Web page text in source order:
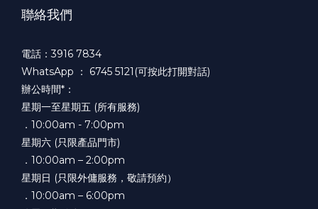
聯絡我們
電話：3916 7834
WhatsApp ： 6745 5121(可按此打開對話)
辦公時間*：
星期一至星期五 (所有服務)
．10:00am - 7:00pm
星期六 (只限產品門市)
．10:00am – 2:00pm
星期日 (只限外傭服務，敬請預約）
．10:00am – 6:00pm